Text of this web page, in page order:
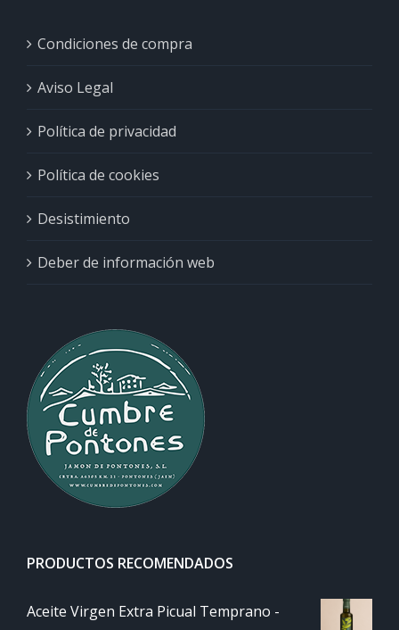
Condiciones de compra
Aviso Legal
Política de privacidad
Política de cookies
Desistimiento
Deber de información web
PRODUCTOS RECOMENDADOS
Aceite Virgen Extra Picual Temprano -